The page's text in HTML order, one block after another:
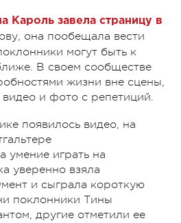
Кароль завела страницу в
она пообещала вести
могут быть к
В своем сообществе
жизни вне сцены,
и фото с репетиций.
появилось видео, на
умение играть на
уверенно взяла
и сыграла короткую
поклонники Тины
другие отметили ее